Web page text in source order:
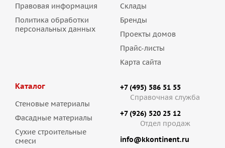
создаёт комфортный микроклимат внутри дома и
усиливает теплоизоляционные свойства ограждающих
конструкций.
Облицовочный кирпич Braer хорошо сочетается с
декоративными элементами, кровлей разного типа,
решениями, что делает его универсальным материалом
как для новых проектов, так и для реконструкции
существующих зданий.
Если вы планируете обновить фасад или создаёте проект с
нуля, кирпичи Браер станут надежной основой для
Правовая информация
Политика обработки
персональных данных
Склады
Бренды
Проекты домов
Прайс-листы
Карта сайта
Каталог
Стеновые материалы
Фасадные материалы
Сухие строительные
смеси
+7 (495) 586 51 55
Справочная служба
+7 (926) 520 25 12
Отдел продаж
info@kkontinent.ru